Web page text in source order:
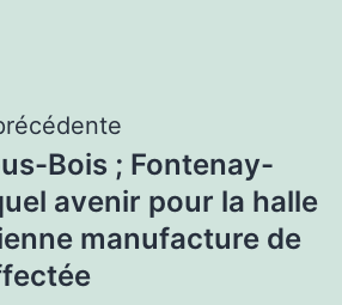
Bois ; Fontenay-
avenir pour la halle
manufacture de